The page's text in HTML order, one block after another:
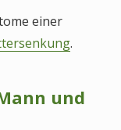
einer
.
und